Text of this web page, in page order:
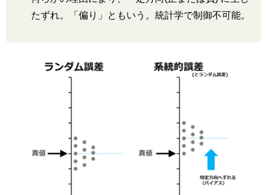
たずれ。「偏り」ともいう。統計学で制御不可能。